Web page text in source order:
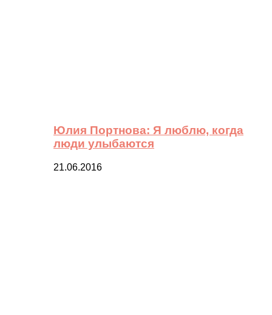
Юлия Портнова: Я люблю, когда
люди улыбаются
21.06.2016